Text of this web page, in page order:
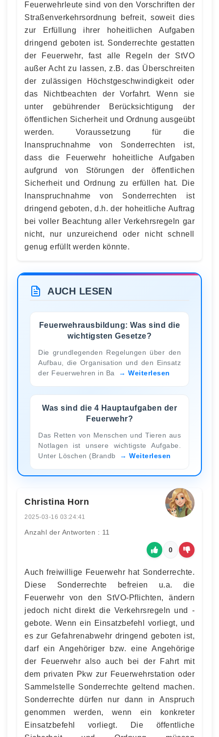
Feuerwehrleute sind von den Vorschriften der
Straßenverkehrsordnung befreit, soweit dies
zur Erfüllung ihrer hoheitlichen Aufgaben
dringend geboten ist. Sonderrechte gestatten
der Feuerwehr, fast alle Regeln der StVO
außer Acht zu lassen, z.B. das Überschreiten
der zulässigen Höchstgeschwindigkeit oder
das Nichtbeachten der Vorfahrt. Wenn sie
unter gebührender Berücksichtigung der
öffentlichen Sicherheit und Ordnung ausgeübt
werden. Voraussetzung für die
Inanspruchnahme von Sonderrechten ist,
dass die Feuerwehr hoheitliche Aufgaben
aufgrund von Störungen der öffentlichen
Sicherheit und Ordnung zu erfüllen hat. Die
Inanspruchnahme von Sonderrechten ist
dringend geboten, d.h. der hoheitliche Auftrag
bei voller Beachtung aller Verkehrsregeln gar
nicht, nur unzureichend oder nicht schnell
genug erfüllt werden könnte.
AUCH LESEN
Feuerwehrausbildung: Was sind die
wichtigsten Gesetze?
Die grundlegenden Regelungen über den
Aufbau, die Organisation und den Einsatz
der Feuerwehren in Ba
Weiterlesen
Was sind die 4 Hauptaufgaben der
Feuerwehr?
Das Retten von Menschen und Tieren aus
Notlagen ist unsere wichtigste Aufgabe.
Unter Löschen (Brandb
Weiterlesen
Christina Horn
2025-03-16 03:24:41
Anzahl der Antworten : 11
0
Auch freiwillige Feuerwehr hat Sonderrechte.
Diese Sonderrechte befreien u.a. die
Feuerwehr von den StVO-Pflichten, ändern
jedoch nicht direkt die Verkehrsregeln und -
gebote. Wenn ein Einsatzbefehl vorliegt, und
es zur Gefahrenabwehr dringend geboten ist,
darf ein Angehöriger bzw. eine Angehörige
der Feuerwehr also auch bei der Fahrt mit
dem privaten Pkw zur Feuerwehrstation oder
Sammelstelle Sonderrechte geltend machen.
Sonderrechte dürfen nur dann in Anspruch
genommen werden, wenn ein konkreter
Einsatzbefehl vorliegt. Die öffentliche